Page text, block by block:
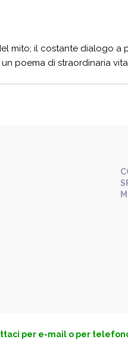
mito; il costante dialogo a
poema di straordinaria
per e-mail o per